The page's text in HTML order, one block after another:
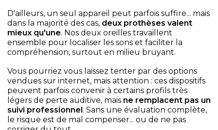
D'ailleurs, un seul appareil peut parfois suffire... mais
dans la majorité des cas, deux prothèses valent
mieux qu'une. Nos deux oreilles travaillent
ensemble pour localiser les sons et faciliter la
compréhension, surtout en milieu bruyant.
Vous pourriez vous laissez tenter par des options
vendues sur internet, mais attention : ces dispositifs
peuvent parfois convenir à certains profils très
légers de perte auditive, mais ne remplacent pas un
suivi professionnel . Sans une évaluation complète,
le risque est de mal compenser... ou de ne pas